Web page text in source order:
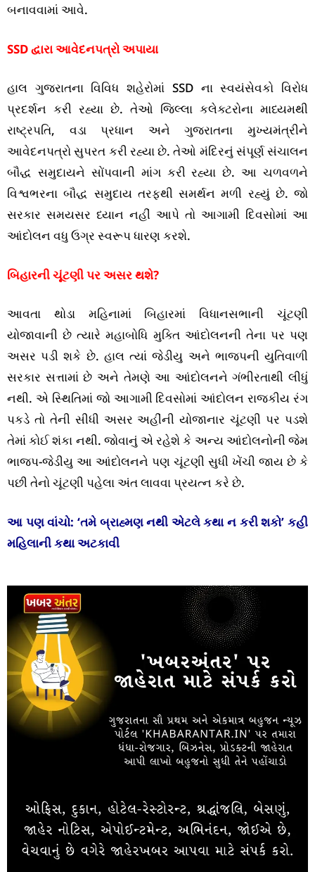
બનાવવામાં આવે.
SSD દ્વારા આવેદનપત્રો અપાયા
હાલ ગુજરાતના વિવિધ શહેરોમાં SSD ના સ્વયંસેવકો વિરોધ
પ્રદર્શન કરી રહ્યા છે. તેઓ જિલ્લા કલેક્ટરોના માધ્યમથી
રાષ્ટ્રપતિ, વડા પ્રધાન અને ગુજરાતના મુખ્યમંત્રીને
આવેદનપત્રો સુપરત કરી રહ્યા છે. તેઓ મંદિરનું સંપૂર્ણ સંચાલન
બૌદ્ધ સમુદાયને સોંપવાની માંગ કરી રહ્યા છે. આ ચળવળને
વિશ્વભરના બૌદ્ધ સમુદાય તરફથી સમર્થન મળી રહ્યું છે. જો
સરકાર સમયસર ધ્યાન નહીં આપે તો આગામી દિવસોમાં આ
આંદોલન વધુ ઉગ્ર સ્વરૂપ ધારણ કરશે.
બિહારની ચૂંટણી પર અસર થશે?
આવતા થોડા મહિનામાં બિહારમાં વિધાનસભાની ચૂંટણી
યોજાવાની છે ત્યારે મહાબોધિ મુક્તિ આંદોલનની તેના પર પણ
અસર પડી શકે છે. હાલ ત્યાં જેડીયુ અને ભાજપની યુતિવાળી
સરકાર સત્તામાં છે અને તેમણે આ આંદોલનને ગંભીરતાથી લીધું
નથી. એ સ્થિતિમાં જો આગામી દિવસોમાં આંદોલન રાજકીય રંગ
પકડે તો તેની સીધી અસર અહીંની યોજાનાર ચૂંટણી પર પડશે
તેમાં કોઈ શંકા નથી. જોવાનું એ રહેશે કે અન્ય આંદોલનોની જેમ
ભાજપ-જેડીયુ આ આંદોલનને પણ ચૂંટણી સુધી ખેંચી જાય છે કે
પછી તેનો ચૂંટણી પહેલા અંત લાવવા પ્રયત્ન કરે છે.
આ પણ વાંચો: ‘તમે બ્રાહ્મણ નથી એટલે કથા ન કરી શકો’ કહી
મહિલાની કથા અટકાવી